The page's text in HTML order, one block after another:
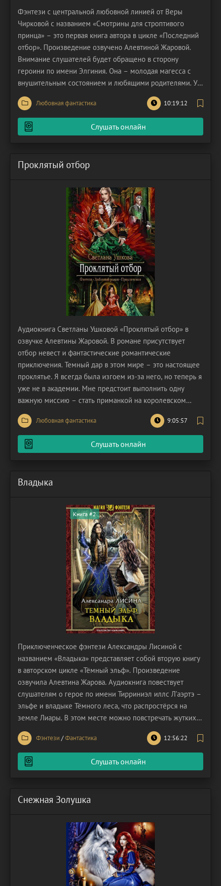
Фэнтези с центральной любовной линией от Веры
Чирковой с названием «Смотрины для строптивого
принца» – это первая книга автора в цикле «Последний
отбор». Произведение озвучено Алевтиной Жаровой.
Внимание слушателей будет обращено в сторону
героини по имени Элгиния. Она – молодая магесса с
внушительным состоянием и любящими родителями. У
неё есть хорошие друзья и прекрасная работа. Элгиния
– одна из наемников в магическом ковене. Героиня
удовлетворена своей жизнью и не собирается в ней что-
Любовная фантастика 10:19:12
Слушать онлайн
Проклятый отбор
Аудиокнига Светланы Ушковой «Проклятый отбор» в
озвучке Алевтины Жаровой. В романе присутствует
отбор невест и фантастические романтические
приключения. Темный дар в этом мире – это настоящее
проклятье. Я всегда была изгоем из-за него, но теперь я
уже не в академии. Мне предстоит выполнить одну
важную миссию – стать приманкой на королевском
отборе невест. И пусть мое участие прикрывают
красивыми словами, но я все же не невеста самого
привлекательного мужчины в мире. Для короля
проводится уже
Любовная фантастика 9:05:57
Слушать онлайн
Владыка
Книга #2
Приключенческое фэнтези Александры Лисиной с
названием «Владыка» представляет собой вторую книгу
в авторском цикле «Тёмный эльф». Произведение
озвучила Алевтина Жарова. Аудиокнига повествует
слушателям о герое по имени Тирриниэл иллс Л’аэртэ –
эльфе и владыке Тёмного леса, что распростёрся на
земле Лиары. В этом месте можно повстречать жутких
зверей и монстров: химеры, оборотни, вампиры, гномы
и другие существа. Всеми ими руководит тёмный эльф,
точнее, руководил, пока он серьезно не заболел.
Фэнтези /Фантастика 12:56:22
Слушать онлайн
Снежная Золушка